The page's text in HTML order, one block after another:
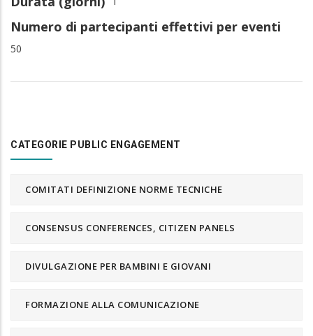
Numero di partecipanti effettivi per eventi
50
CATEGORIE PUBLIC ENGAGEMENT
COMITATI DEFINIZIONE NORME TECNICHE
CONSENSUS CONFERENCES, CITIZEN PANELS
DIVULGAZIONE PER BAMBINI E GIOVANI
FORMAZIONE ALLA COMUNICAZIONE